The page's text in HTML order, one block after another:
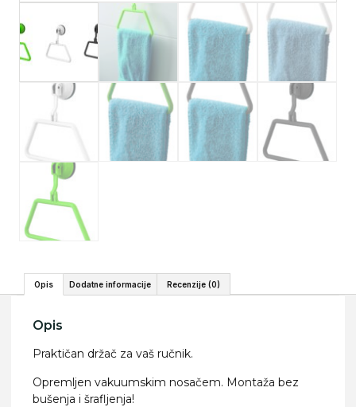
Opis Dodatne informacije Recenzije (0)
Opis
Praktičan držač za vaš ručnik.
Opremljen vakuumskim nosačem. Montaža bez
bušenja i šrafljenja!